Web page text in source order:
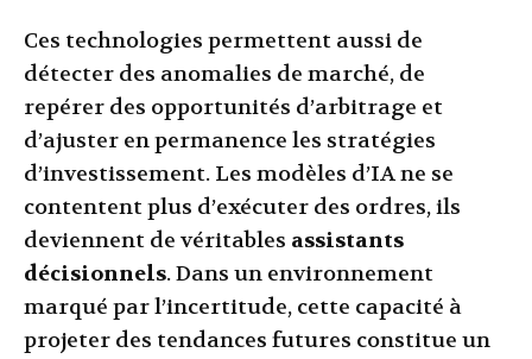
Ces technologies permettent aussi de
détecter des anomalies de marché, de
repérer des opportunités d’arbitrage et
d’ajuster en permanence les stratégies
d’investissement. Les modèles d’IA ne se
contentent plus d’exécuter des ordres, ils
deviennent de véritables assistants
décisionnels. Dans un environnement
marqué par l’incertitude, cette capacité à
projeter des tendances futures constitue un